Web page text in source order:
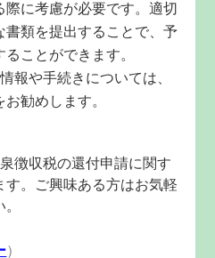
際に考慮が必要です。適切
書類を提出することで、予
ことができます。
報や手続きについては、
勧めします。
徴収税の還付申請に関す
。 ご興味ある方はお気軽
）